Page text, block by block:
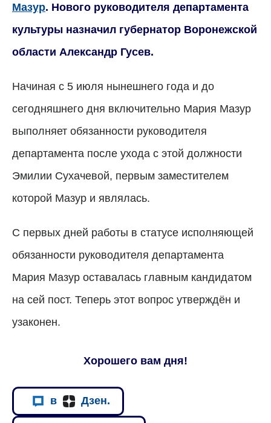
Мазур. Нового руководителя департамента
культуры назначил губернатор Воронежской
области Александр Гусев.
Начиная с 5 июля нынешнего года и до
сегодняшнего дня включительно Мария Мазур
выполняет обязанности руководителя
департамента после ухода с этой должности
Эмилии Сухачевой, первым заместителем
которой Мазур и являлась.
С первых дней работы в статусе исполняющей
обязанности руководителя департамента
Мария Мазур оставалась главным кандидатом
на сей пост. Теперь этот вопрос утверждён и
узаконен.
Хорошего вам дня!
в Дзен.